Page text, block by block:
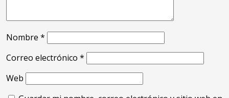
Nombre*
Correo electrónico*
Web